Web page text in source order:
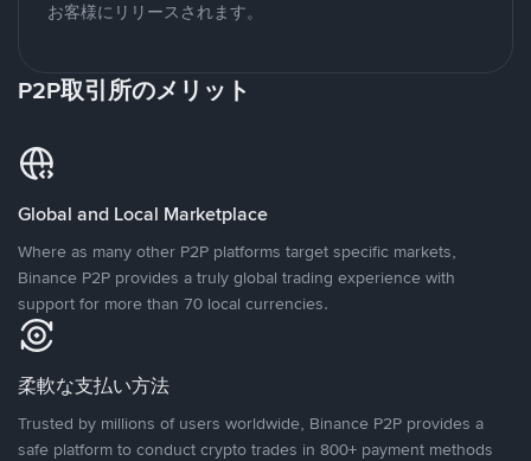
お客様にリリースされます。
P2P取引所のメリット
Global and Local Marketplace
Where as many other P2P platforms target specific markets,
Binance P2P provides a truly global trading experience with
support for more than 70 local currencies.
柔軟な支払い方法
Trusted by millions of users worldwide, Binance P2P provides a
safe platform to conduct crypto trades in 800+ payment methods